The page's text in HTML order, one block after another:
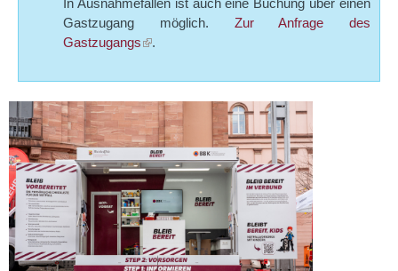
In Ausnahmefällen ist auch eine Buchung über einen
Gastzugang möglich. Zur Anfrage des
Gastzugangs
.